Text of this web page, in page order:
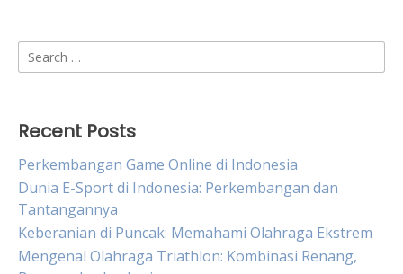
Search
for:
Recent Posts
Perkembangan Game Online di Indonesia
Dunia E-Sport di Indonesia: Perkembangan dan
Tantangannya
Keberanian di Puncak: Memahami Olahraga Ekstrem
Mengenal Olahraga Triathlon: Kombinasi Renang,